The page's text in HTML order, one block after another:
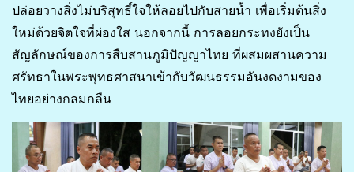
ปล่อยวางสิ่งไม่บริสุทธิ์ใจให้ลอยไปกับสายน้ำ เพื่อเริ่มต้นสิ่ง
ใหม่ด้วยจิตใจที่ผ่องใส นอกจากนี้ การลอยกระทงยังเป็น
สัญลักษณ์ของการสืบสานภูมิปัญญาไทย ที่ผสมผสานความ
ศรัทธาในพระพุทธศาสนาเข้ากับวัฒนธรรมอันงดงามของ
ไทยอย่างกลมกลืน